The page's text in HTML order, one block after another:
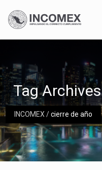
INCOMEX/cierre de año
Tag Archives